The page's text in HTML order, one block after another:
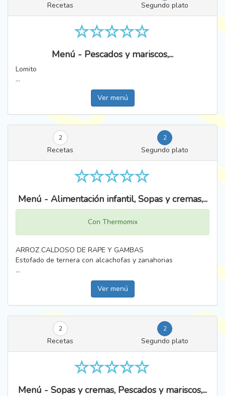
Recetas Segundo plato
Menú - Pescados y mariscos,...
Lomito
...
Ver menú
2 2
Recetas Segundo plato
Menú - Alimentación infantil, Sopas y cremas,...
Con Thermomix
ARROZ CALDOSO DE RAPE Y GAMBAS
Estofado de ternera con alcachofas y zanahorias
...
Ver menú
2 2
Recetas Segundo plato
Menú - Sopas y cremas, Pescados y mariscos,...